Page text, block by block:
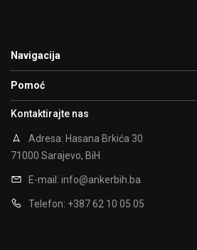
Navigacija
Pomoć
Kontaktirajte nas
Adresa: Hasana Brkića 30
71000 Sarajevo, BiH
E-mail: info@ankerbih.ba
Telefon: +387 62 10 05 05